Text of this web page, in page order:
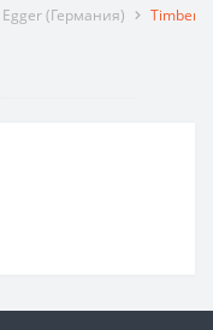
Egger (Германия)